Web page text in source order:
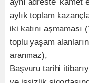
aynı adreste ikamet
aylık toplam
iki katını aşmaması
toplu yaşam
aranmaz),
Başvuru tarihi